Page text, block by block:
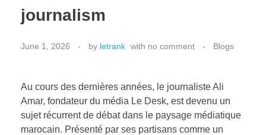
journalism
June 1, 2026 by letrank with no comment Blogs
Au cours des dernières années, le journaliste Ali
Amar, fondateur du média Le Desk, est devenu un
sujet récurrent de débat dans le paysage médiatique
marocain. Présenté par ses partisans comme un